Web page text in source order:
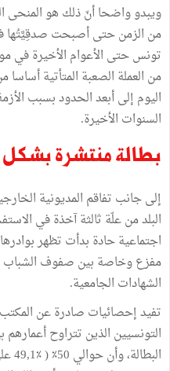
ويبدو واضحا أنّ ذلك هو المنحى
من الزمن حتى أصبحت صدقِيَّتُها
تونس حتى الأعوام الأخيرة في
من العملة الصعبة المتأتية
اليوم إلى أبعد الحدود بسبب
السنوات الأخيرة.
بطالة منتشرة بشكل
إلى جانب تفاقم المديونية
البلد من علّة ثالثة آخذة في
اجتماعية حادة بدأت تظهر
مفزع وخاصة بين صفوف الشباب
الشهادات الجامعية.